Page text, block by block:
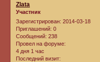
Zlata
Участник
Зарегистрирован: 2014-03-18
Приглашений: 0
Сообщений: 238
Провел на форуме:
4 дня 1 час
Последний визит: